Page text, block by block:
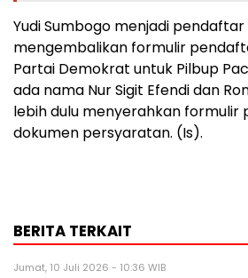
Yudi Sumbogo menjadi
mengembalikan formulir
Partai Demokrat untuk Pilbup
ada nama Nur Sigit Efendi dan
lebih dulu menyerahkan
dokumen persyaratan. (Is).
BERITA TERKAIT
Jumat, 10 Juli 2026 - 10:36 WIB